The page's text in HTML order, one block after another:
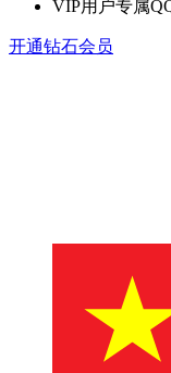
VIP用户专属
开通钻石会员